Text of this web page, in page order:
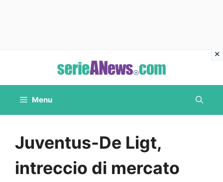
contenuto
Menu
Juventus-De Ligt,
intreccio di mercato